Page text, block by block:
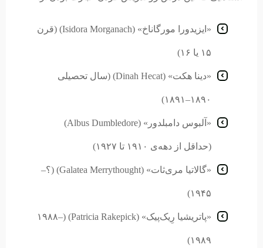
«ایزیدورا مورگاناخ» (Isidora Morganach) (قرن
۱۵ یا ۱۶)
«دینا هکت» (Dinah Hecat) (سال تحصیلی
۱۸۹۰–۱۸۹۱)
«آلبوس دامبلدور» (Albus Dumbledore)
(حداقل از دهه‌ی ۱۹۱۰ تا ۱۹۲۷)
«گالاتیا مری‌ثات» (Galatea Merrythought) (؟–
۱۹۴۵)
«پاتریشیا رِیک‌پیک» (Patricia Rakepick) (۱۹۸۸–
۱۹۸۹)